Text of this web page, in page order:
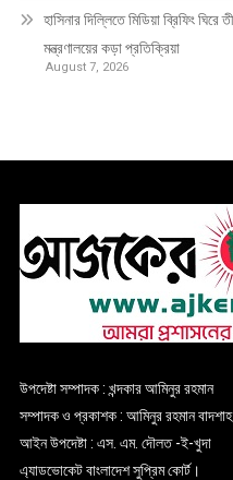
হাসিনার দিল্লিতে মিডিয়া ব্রিফিং
মন্ত্রণালয়ের কড়া প্রতিক্রিয়া
August 7, 2026
উপদেষ্টা সম্পাদক : খন্দকার আমিনুর রহমান
সম্পাদক ও প্রকাশক : আমিনুর রহমান বাদশাহ
আইন উপদেষ্টা : এস. এম. দৌলত -ই-খুদা
এ্যাডভোকেট বাংলাদেশ সুপ্রিম কোর্ট।